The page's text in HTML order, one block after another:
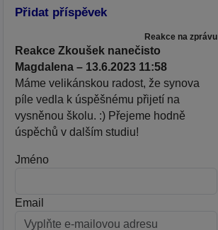
Přidat příspěvek
Reakce na zprávu
Reakce Zkoušek nanečisto
Magdalena – 13.6.2023 11:58
Máme velikánskou radost, že synova
píle vedla k úspěšnému přijetí na
vysněnou školu. :) Přejeme hodně
úspěchů v dalším studiu!
Jméno
Email